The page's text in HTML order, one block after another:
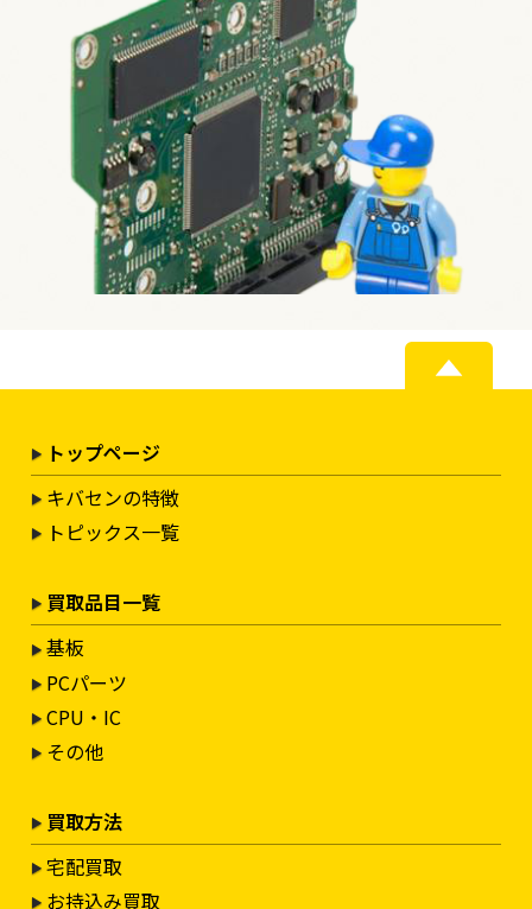
トップページ
キバセンの特徴
トピックス一覧
買取品目一覧
基板
PCパーツ
CPU・IC
その他
買取方法
宅配買取
お持込み買取